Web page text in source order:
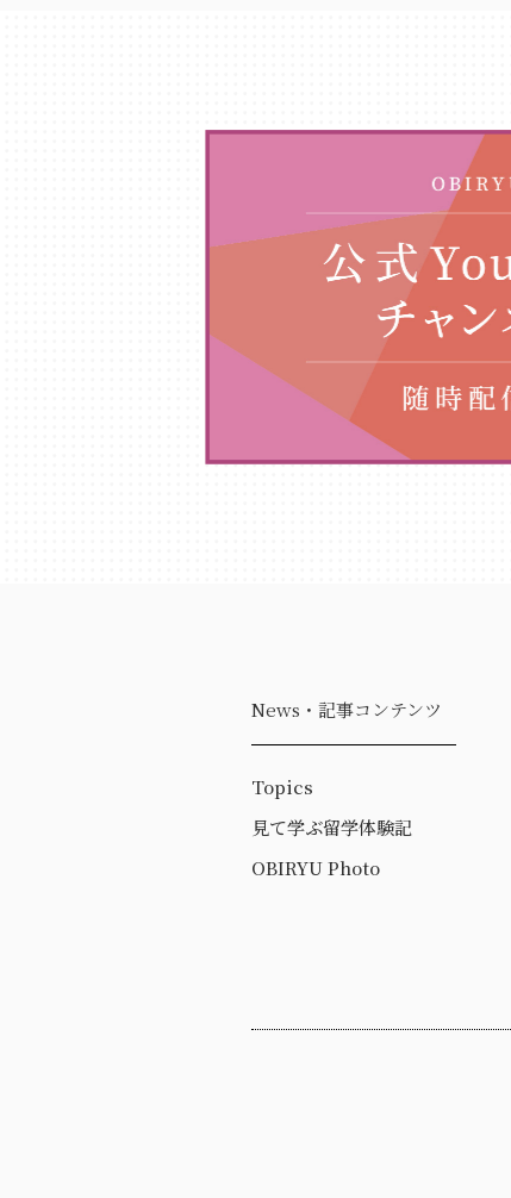
News・記事コンテンツ
Topics
見て学ぶ留学体験記
OBIRYU Photo